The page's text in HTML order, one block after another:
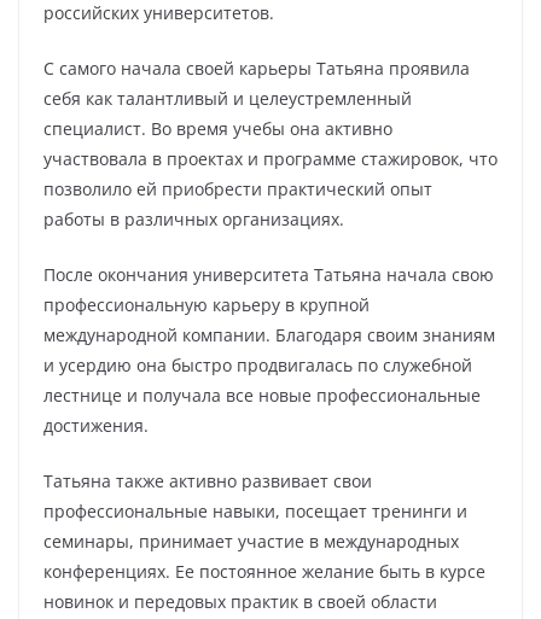
российских университетов.
С самого начала своей карьеры Татьяна проявила
себя как талантливый и целеустремленный
специалист. Во время учебы она активно
участвовала в проектах и программе стажировок, что
позволило ей приобрести практический опыт
работы в различных организациях.
После окончания университета Татьяна начала свою
профессиональную карьеру в крупной
международной компании. Благодаря своим знаниям
и усердию она быстро продвигалась по служебной
лестнице и получала все новые профессиональные
достижения.
Татьяна также активно развивает свои
профессиональные навыки, посещает тренинги и
семинары, принимает участие в международных
конференциях. Ее постоянное желание быть в курсе
новинок и передовых практик в своей области